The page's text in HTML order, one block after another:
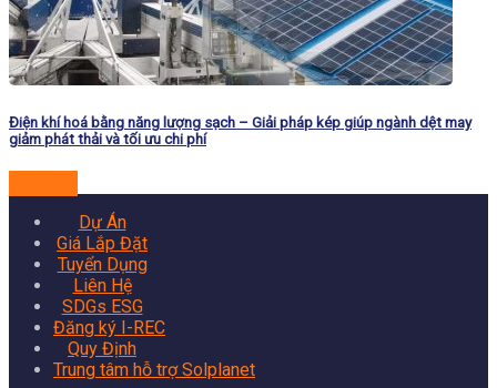
Điện khí hoá bằng năng lượng sạch – Giải pháp kép giúp ngành dệt may
giảm phát thải và tối ưu chi phí
Dự Án
Giá Lắp Đặt
Tuyển Dụng
Liên Hệ
SDGs ESG
Đăng ký I-REC
Quy Định
Trung tâm hỗ trợ Solplanet